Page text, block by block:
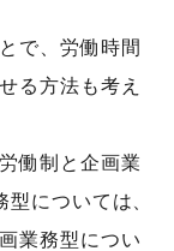
で、労働時間
る方法も考え
働制と企画業
については、
業務型につい